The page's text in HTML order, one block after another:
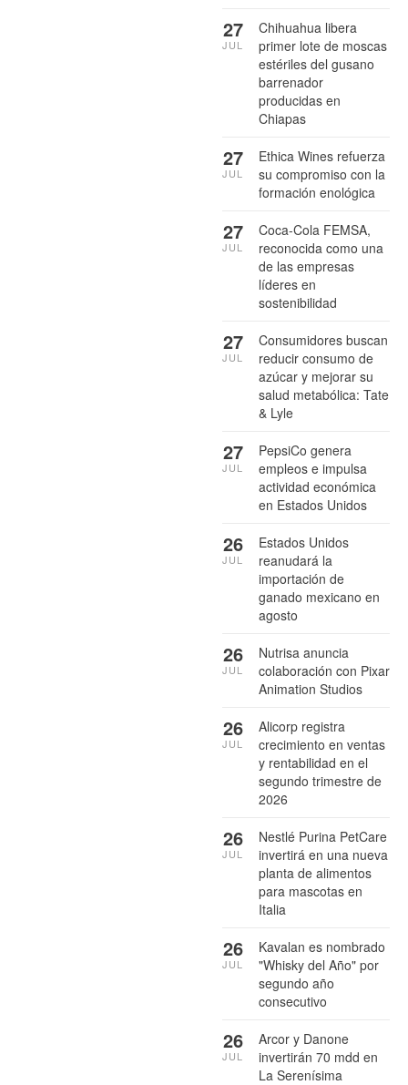
Chihuahua libera
primer lote de moscas
estériles del gusano
barrenador
producidas en
Chiapas
27
JUL
Ethica Wines refuerza
su compromiso con la
formación enológica
27
JUL
Coca-Cola FEMSA,
reconocida como una
de las empresas
líderes en
sostenibilidad
27
JUL
Consumidores buscan
reducir consumo de
azúcar y mejorar su
salud metabólica: Tate
& Lyle
27
JUL
PepsiCo genera
empleos e impulsa
actividad económica
en Estados Unidos
27
JUL
Estados Unidos
reanudará la
importación de
ganado mexicano en
agosto
26
JUL
Nutrisa anuncia
colaboración con Pixar
Animation Studios
26
JUL
Alicorp registra
crecimiento en ventas
y rentabilidad en el
segundo trimestre de
2026
26
JUL
Nestlé Purina PetCare
invertirá en una nueva
planta de alimentos
para mascotas en
Italia
26
JUL
Kavalan es nombrado
"Whisky del Año" por
segundo año
consecutivo
26
JUL
Arcor y Danone
invertirán 70 mdd en
La Serenísima
26
JUL